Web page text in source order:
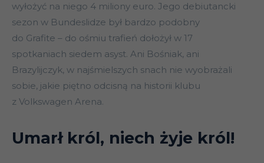
wyłożyć na niego 4 miliony euro. Jego debiutancki
sezon w Bundeslidze był bardzo podobny
do Grafite – do ośmiu trafień dołożył w 17
spotkaniach siedem asyst. Ani Bośniak, ani
Brazylijczyk, w najśmielszych snach nie wyobrażali
sobie, jakie piętno odcisną na historii klubu
z Volkswagen Arena.
Umarł król, niech żyje król!